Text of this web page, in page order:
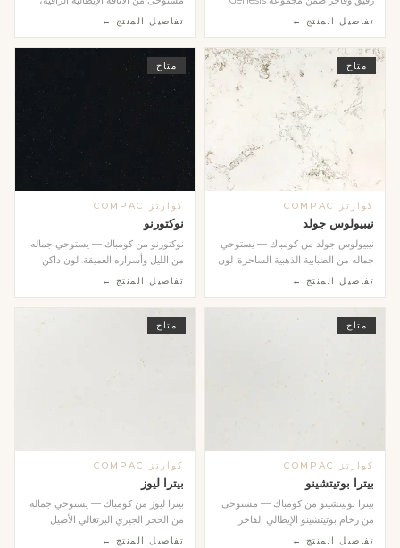
يضيف بُعداً جمال...
تفاصيل المنتج ←
يتميز بعروق ذهبي...
تفاصيل المنتج ←
متاح
كوارتز COMPAC
نيبيولوس جولد
نيبيولوس جولد من كومباك — يستوحي
جماله من الضبابية الذهبية الساحرة. لون
بيج ذهبي...
تفاصيل المنتج ←
متاح
كوارتز COMPAC
نوكتورنو
نوكتورنو من كومباك — يستوحي جماله
من الليل وأسراره العميقة. لون داكن
غني بتأثيرا...
تفاصيل المنتج ←
متاح
كوارتز COMPAC
بيترا بوتيتشينو
بيترا بوتيتشينو من كومباك — مستوحى
من رخام بوتيتشينو الإيطالي الفاخر
بدرجاته الب...
تفاصيل المنتج ←
متاح
كوارتز COMPAC
بيترا ليوز
بيترا ليوز من كومباك — يستوحي جماله
من الحجر الجيري البرتغالي الأصيل
بدرجاته الد...
تفاصيل المنتج ←